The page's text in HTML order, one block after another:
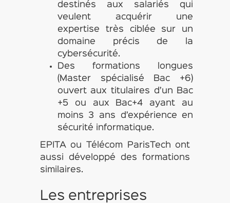
destinés aux salariés qui
veulent acquérir une
expertise très ciblée sur un
domaine précis de la
cybersécurité.
Des formations longues
(Master spécialisé Bac +6)
ouvert aux titulaires d’un Bac
+5 ou aux Bac+4 ayant au
moins 3 ans d’expérience en
sécurité informatique.
EPITA ou Télécom ParisTech ont
aussi développé des formations
similaires.
Les entreprises